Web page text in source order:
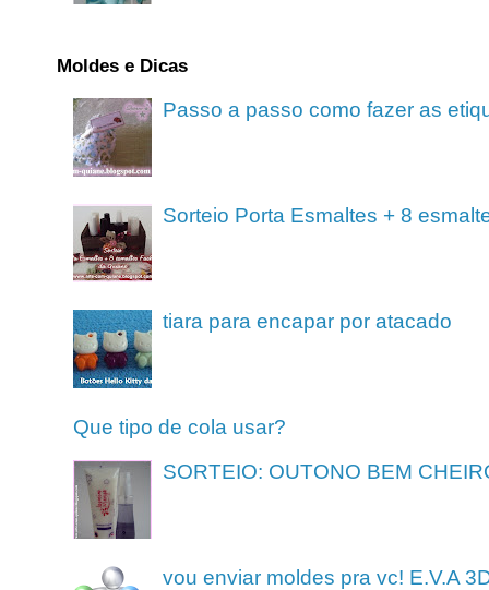
Moldes e Dicas
Passo a passo como fazer as
Sorteio Porta Esmaltes + 8
tiara para encapar por atacado
Que tipo de cola usar?
SORTEIO: OUTONO BEM
vou enviar moldes pra vc! E.V.A